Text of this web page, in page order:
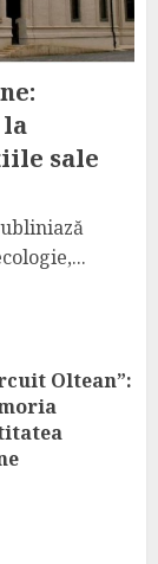
sale
Oltean”: